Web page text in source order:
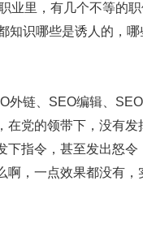
里，有几个不等的职
知识哪些是诱人的，
链、SEO编辑、SEO
在党的领带下，没有
下指令，甚至发出怒
啊，一点效果都没有